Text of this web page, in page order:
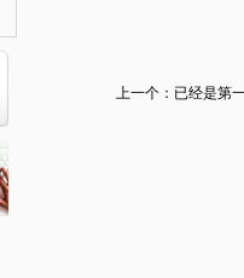
上一个：已经是第